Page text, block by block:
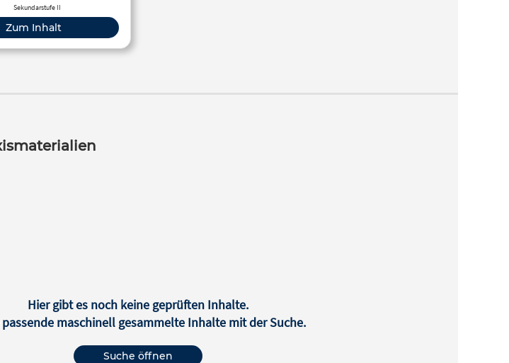
derselben
Sekundarstufe II
Zum Inhalt
Hier gibt es noch keine geprüften Inhalte.
passende maschinell gesammelte Inhalte mit der Suche.
Suche öffnen